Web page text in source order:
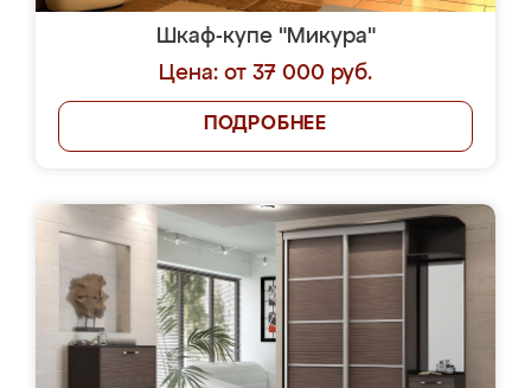
Шкаф-купе "Микура"
Цена: от 37 000 руб.
ПОДРОБНЕЕ